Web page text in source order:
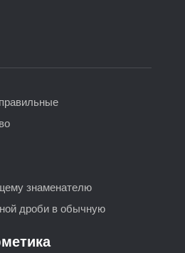
знаменателю
дроби в обычную